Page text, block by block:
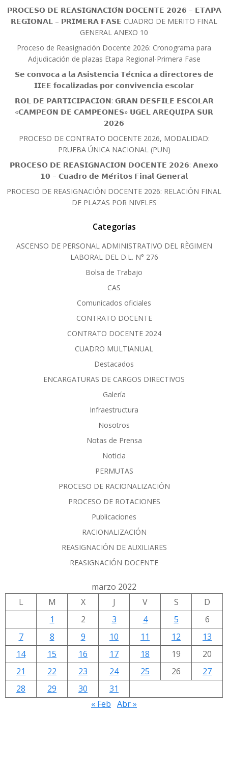
𝗣𝗥𝗢𝗖𝗘𝗦𝗢 𝗗𝗘 𝗥𝗘𝗔𝗦𝗜𝗚𝗡𝗔𝗖𝗜𝗢́𝗡 𝗗𝗢𝗖𝗘𝗡𝗧𝗘 𝟮𝟬𝟮𝟲 – 𝗘𝗧𝗔𝗣𝗔
𝗥𝗘𝗚𝗜𝗢𝗡𝗔𝗟 – 𝗣𝗥𝗜𝗠𝗘𝗥𝗔 𝗙𝗔𝗦𝗘 CUADRO DE MERITO FINAL
GENERAL ANEXO 10
Proceso de Reasignación Docente 2026: Cronograma para
Adjudicación de plazas Etapa Regional-Primera Fase
𝗦𝗲 𝗰𝗼𝗻𝘃𝗼𝗰𝗮 𝗮 𝗹𝗮 𝗔𝘀𝗶𝘀𝘁𝗲𝗻𝗰𝗶𝗮 𝗧𝗲́𝗰𝗻𝗶𝗰𝗮 𝗮 𝗱𝗶𝗿𝗲𝗰𝘁𝗼𝗿𝗲𝘀 𝗱𝗲
𝗜𝗜𝗘𝗘 𝗳𝗼𝗰𝗮𝗹𝗶𝘇𝗮𝗱𝗮𝘀 𝗽𝗼𝗿 𝗰𝗼𝗻𝘃𝗶𝘃𝗲𝗻𝗰𝗶𝗮 𝗲𝘀𝗰𝗼𝗹𝗮𝗿
𝗥𝗢𝗟 𝗗𝗘 𝗣𝗔𝗥𝗧𝗜𝗖𝗜𝗣𝗔𝗖𝗜𝗢́𝗡: 𝗚𝗥𝗔𝗡 𝗗𝗘𝗦𝗙𝗜𝗟𝗘 𝗘𝗦𝗖𝗢𝗟𝗔𝗥
«𝗖𝗔𝗠𝗣𝗘𝗢́𝗡 𝗗𝗘 𝗖𝗔𝗠𝗣𝗘𝗢𝗡𝗘𝗦» 𝗨𝗚𝗘𝗟 𝗔𝗥𝗘𝗤𝗨𝗜𝗣𝗔 𝗦𝗨𝗥
𝟮𝟬𝟮𝟲
PROCESO DE CONTRATO DOCENTE 2026, MODALIDAD:
PRUEBA ÚNICA NACIONAL (PUN)
𝗣𝗥𝗢𝗖𝗘𝗦𝗢 𝗗𝗘 𝗥𝗘𝗔𝗦𝗜𝗚𝗡𝗔𝗖𝗜𝗢́𝗡 𝗗𝗢𝗖𝗘𝗡𝗧𝗘 𝟮𝟬𝟮𝟲: 𝗔𝗻𝗲𝘅𝗼
𝟭𝟬 – 𝗖𝘂𝗮𝗱𝗿𝗼 𝗱𝗲 𝗠𝗲́𝗿𝗶𝘁𝗼𝘀 𝗙𝗶𝗻𝗮𝗹 𝗚𝗲𝗻𝗲𝗿𝗮𝗹
PROCESO DE REASIGNACIÓN DOCENTE 2026: RELACIÓN FINAL
DE PLAZAS POR NIVELES
Categorías
ASCENSO DE PERSONAL ADMINISTRATIVO DEL RÈGIMEN
LABORAL DEL D.L. N° 276
Bolsa de Trabajo
CAS
Comunicados oficiales
CONTRATO DOCENTE
CONTRATO DOCENTE 2024
CUADRO MULTIANUAL
Destacados
ENCARGATURAS DE CARGOS DIRECTIVOS
Galería
Infraestructura
Nosotros
Notas de Prensa
Noticia
PERMUTAS
PROCESO DE RACIONALIZACIÓN
PROCESO DE ROTACIONES
Publicaciones
RACIONALIZACIÓN
REASIGNACIÓN DE AUXILIARES
REASIGNACIÓN DOCENTE
marzo 2022
L
M X J V S
D
1
2 3 4 5
6
7
8 9 10 11 12
13
14
15 16 17 18 19
20
21
22 23 24 25 26
27
28
29 30
31
« Feb Abr »